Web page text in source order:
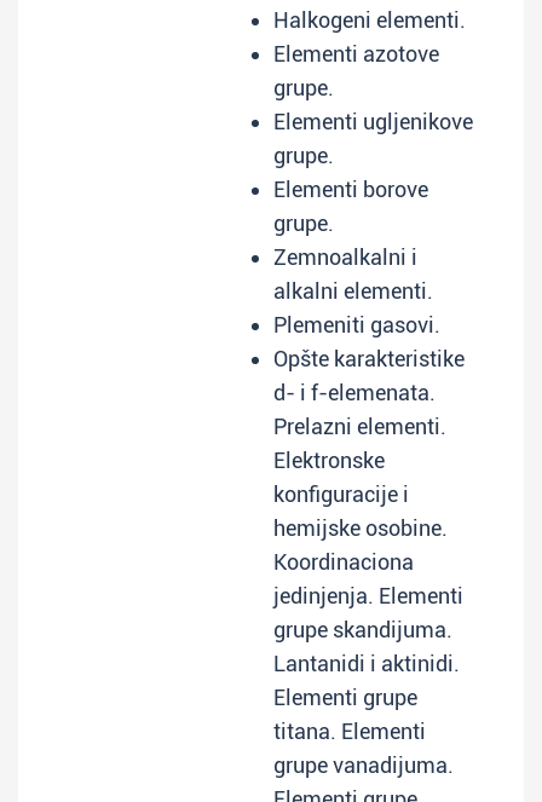
Halkogeni elementi.
Elementi azotove
grupe.
Elementi ugljenikove
grupe.
Elementi borove
grupe.
Zemnoalkalni i
alkalni elementi.
Plemeniti gasovi.
Opšte karakteristike
d- i f-elemenata.
Prelazni elementi.
Elektronske
konfiguracije i
hemijske osobine.
Koordinaciona
jedinjenja. Elementi
grupe skandijuma.
Lantanidi i aktinidi.
Elementi grupe
titana. Elementi
grupe vanadijuma.